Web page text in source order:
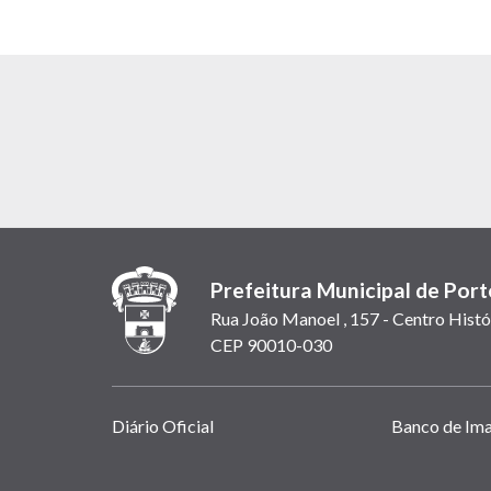
Prefeitura Municipal de
Rua João Manoel , 157 - Centro
CEP 90010-030
Links
Diário Oficial Banco de